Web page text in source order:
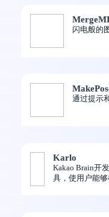
闪电般的
通过提示
Karlo
Kakao Brain开
具，使用户能